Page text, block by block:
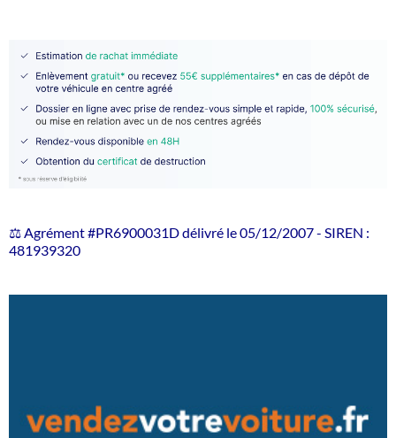
⚖️ Agrément #PR6900031D délivré le 05/12/2007 - SIREN :
481939320